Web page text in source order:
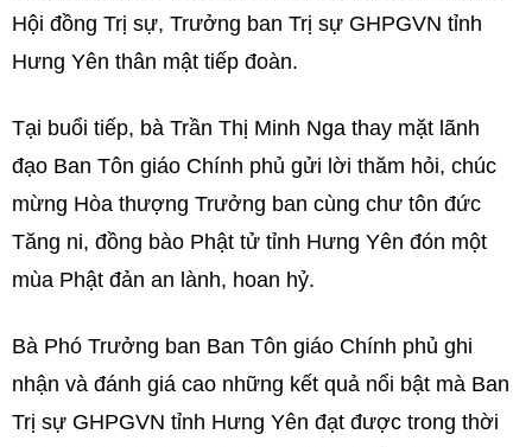
Hội đồng Trị sự, Trưởng ban Trị sự GHPGVN tỉnh
Hưng Yên thân mật tiếp đoàn.
Tại buổi tiếp, bà Trần Thị Minh Nga thay mặt lãnh
đạo Ban Tôn giáo Chính phủ gửi lời thăm hỏi, chúc
mừng Hòa thượng Trưởng ban cùng chư tôn đức
Tăng ni, đồng bào Phật tử tỉnh Hưng Yên đón một
mùa Phật đản an lành, hoan hỷ.
Bà Phó Trưởng ban Ban Tôn giáo Chính phủ ghi
nhận và đánh giá cao những kết quả nổi bật mà Ban
Trị sự GHPGVN tỉnh Hưng Yên đạt được trong thời